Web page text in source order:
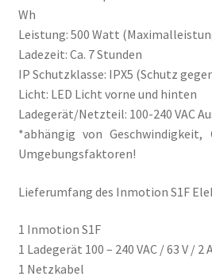
Wh
Leistung: 500 Watt
Ladezeit: Ca. 7 Stunden
IP Schutzklasse: IPX5 (Schutz
Licht: LED Licht vorne und hinten
Ladegerät/Netzteil: 100-240 VAC
*abhängig von
Umgebungsfaktoren!
Lieferumfang des Inmotion S1F
1 Inmotion S1F
1 Ladegerät 100 – 240 VAC / 63 V / 2
1 Netzkabel